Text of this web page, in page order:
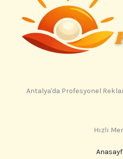
Antalya'da Profesyonel
Hızlı